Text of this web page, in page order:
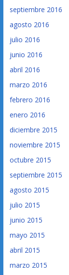
septiembre 2016
agosto 2016
julio 2016
junio 2016
abril 2016
marzo 2016
febrero 2016
enero 2016
diciembre 2015
noviembre 2015
octubre 2015
septiembre 2015
agosto 2015
julio 2015
junio 2015
mayo 2015
abril 2015
marzo 2015